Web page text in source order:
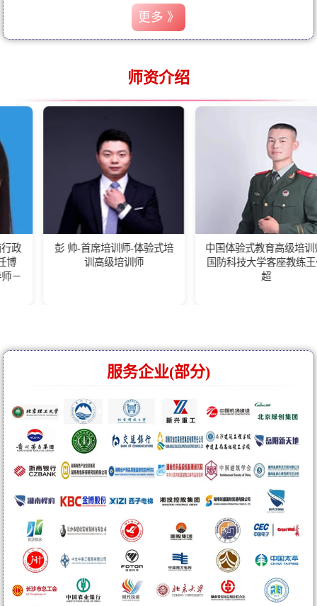
更多 》
师资介绍
彭 帅-首席培训师-体验式培
训高级培训师
中国体验式教育高级培训师-
国防科技大学客座教练王佰
会
服务企业(部分)